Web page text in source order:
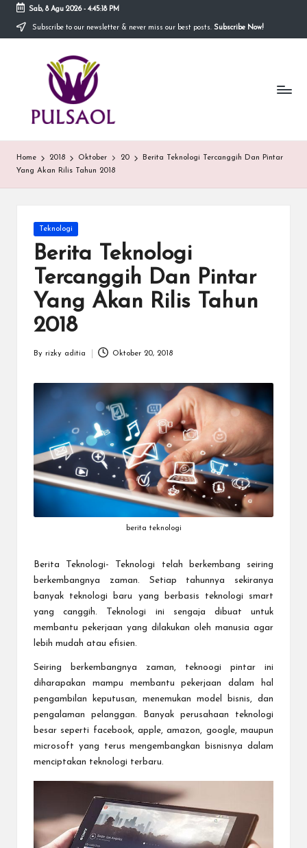
Skip
Sab, 8 Agu 2026- 4:45:18 PM
Subscribe to our newsletter & never miss our best posts. Subscribe Now!
m
a
si
menyediakan
informasi
Home 2018 Oktober 20
Berita Teknologi Tercanggih Dan Pintar
Yang Akan Rilis Tahun 2018
Posted
in
Teknologi
Berita Teknologi
Tercanggih Dan Pintar
Yang Akan Rilis Tahun
2018
Posted
By rizky aditia Oktober 20, 2018
berita teknologi
Berita Teknologi-
Teknologi telah berkembang seiring
berkembangnya zaman. Setiap tahunnya sekiranya
banyak teknologi baru yang berbasis teknologi smart
yang canggih. Teknologi ini sengaja dibuat untuk
membantu pekerjaan yang dilakukan oleh manusia agar
lebih mudah atau efisien.
Seiring berkembangnya zaman, teknoogi pintar ini
diharapakan mampu membantu pekerjaan dalam hal
pengambilan keputusan, menemukan model bisnis, dan
pengalaman pelanggan. Banyak perusahaan teknologi
besar seperti facebook, apple, amazon, google, maupun
microsoft yang terus mengembangkan bisnisnya dalam
menciptakan teknologi terbaru.